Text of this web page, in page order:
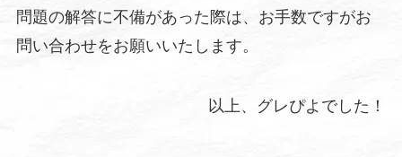
問題の解答に不備があった際は、お手数ですがお
問い合わせをお願いいたします。
以上、グレぴよでした！